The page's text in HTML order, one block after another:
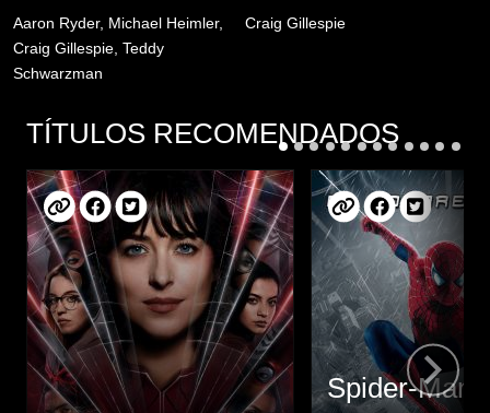
Aaron Ryder, Michael Heimler,
Craig Gillespie, Teddy
Schwarzman
Craig Gillespie
TÍTULOS RECOMENDADOS
Spider-Man